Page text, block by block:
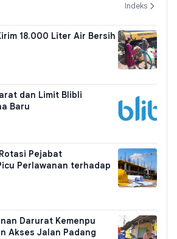
Indeks
18.000 Liter Air Bersih
dan Limit Blibli
Baru
Pejabat
Perlawanan terhadap
Darurat Kemenpu
Akses Jalan Padang